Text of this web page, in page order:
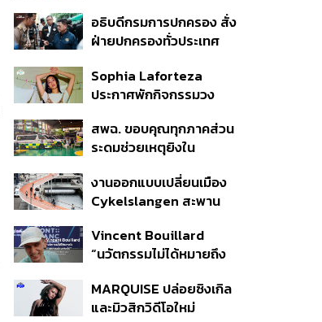
อธิบดีกรมการปกครอง สั่ง
ฝ่ายปกครองทั่วประเทศ
อาวุธปืน-ยาเสพติด
Sophia Laforteza
ประกาศพักกิจกรรมวง
ดูแลสุขภาพจิต
สพฉ. ขอบคุณทุกภาคส่วน
ระดมช่วยเหตุยิงใน
ดูแลสิทธิ UCEP ผู้บาดเจ็บ
งานออกแบบเปลี่ยนเมือง
Cykelslangen สะพาน
โคเปนเฮเกน ทางสัญจร
ของเมืองที่น่าอยู่
Vincent Bouillard
“นวัตกรรมไม่ได้หมายถึง
MARQUISE ปล่อยซิงเกิล
และมิวสิกวิดีโอใหม่